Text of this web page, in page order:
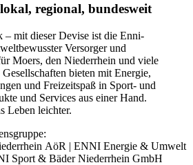
regional, bundesweit
– mit dieser Devise ist die Enni-
Versorger und
Moers, den Niederrhein und viele
bieten mit Energie,
und Freizeitspaß in Sport- und
und Services aus einer Hand.
Leben leichter.
AöR | ENNI Energie & Umwelt
Sport & Bäder Niederrhein GmbH